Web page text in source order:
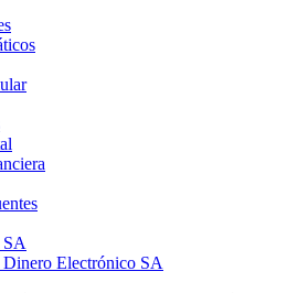
Electrónico SA